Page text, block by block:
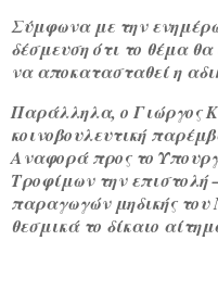
Σύμφωνα με την
δέσμευση ότι το θέμα
να αποκατασταθεί η
Παράλληλα, ο Γιώργος
κοινοβουλευτική
Αναφορά προς το
Τροφίμων την
παραγωγών μηδικής
θεσμικά το δίκαιο